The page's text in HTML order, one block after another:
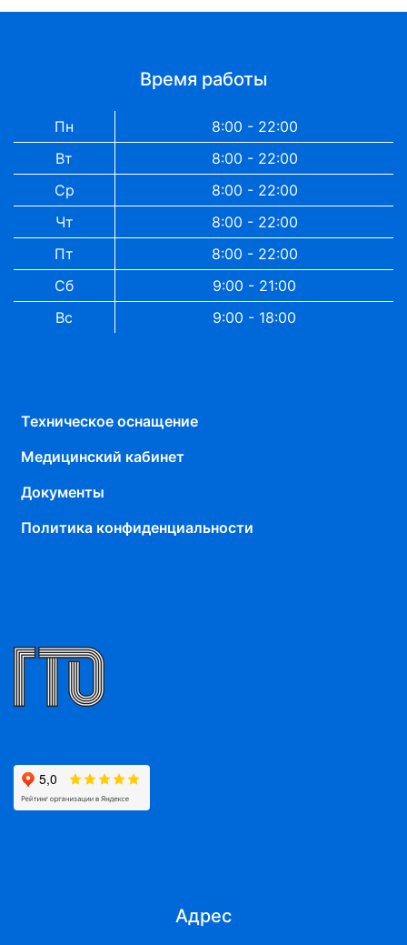
Время работы
Пн
8:00 - 22:00
Вт
8:00 - 22:00
Ср
8:00 - 22:00
Чт
8:00 - 22:00
Пт
8:00 - 22:00
Сб
9:00 - 21:00
Вс
9:00 - 18:00
Техническое оснащение
Медицинский кабинет
Документы
Политика конфиденциальности
Адрес